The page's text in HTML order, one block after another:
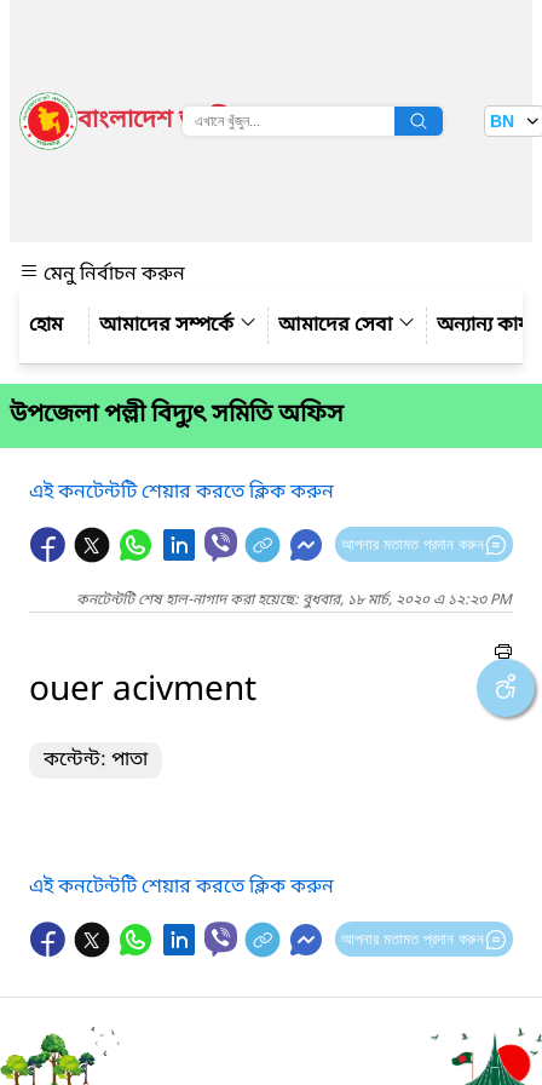
বাংলাদেশ জাতীয় তথ্য বাতায়ন BN
মেনু নির্বাচন করুন
আমাদের সম্পর্কে
আমাদের সেবা অন্যান্য
উপজেলা পল্লী বিদ্যুৎ সমিতি অফিস
এই কনটেন্টটি শেয়ার করতে ক্লিক করুন
আপনার মতামত প্রদান করুন
কনটেন্টটি শেষ হাল-নাগাদ করা হয়েছে: বুধবার, ১৮ মার্চ, ২০২০ এ ১২:২৩ PM
ouer acivment
কন্টেন্ট: পাতা
এই কনটেন্টটি শেয়ার করতে ক্লিক করুন
আপনার মতামত প্রদান করুন